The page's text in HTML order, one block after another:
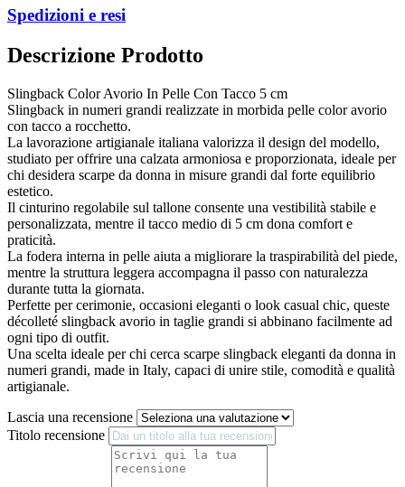
Spedizioni e resi
Descrizione Prodotto
Slingback Color Avorio In Pelle Con Tacco 5 cm
Slingback in numeri grandi realizzate in morbida pelle color avorio
con tacco a rocchetto.
La lavorazione artigianale italiana valorizza il design del modello,
studiato per offrire una calzata armoniosa e proporzionata, ideale per
chi desidera scarpe da donna in misure grandi dal forte equilibrio
estetico.
Il cinturino regolabile sul tallone consente una vestibilità stabile e
personalizzata, mentre il tacco medio di 5 cm dona comfort e
praticità.
La fodera interna in pelle aiuta a migliorare la traspirabilità del piede,
mentre la struttura leggera accompagna il passo con naturalezza
durante tutta la giornata.
Perfette per cerimonie, occasioni eleganti o look casual chic, queste
décolleté slingback avorio in taglie grandi si abbinano facilmente ad
ogni tipo di outfit.
Una scelta ideale per chi cerca scarpe slingback eleganti da donna in
numeri grandi, made in Italy, capaci di unire stile, comodità e qualità
artigianale.
Lascia una recensione
Titolo recensione